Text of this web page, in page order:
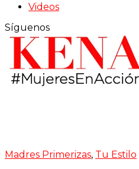
Videos
Síguenos
Madres Primerizas, Tu Estilo